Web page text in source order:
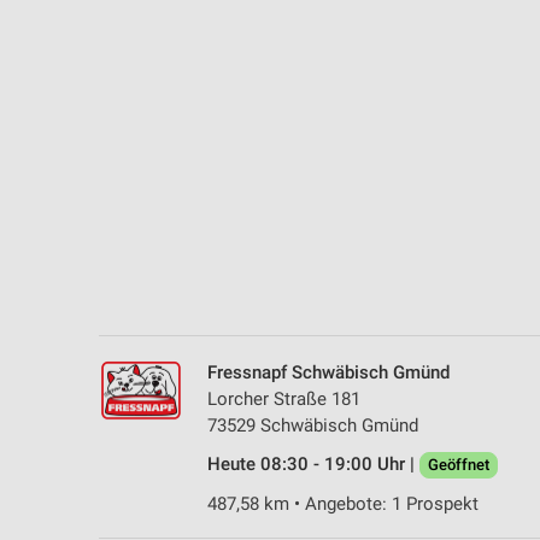
Fressnapf Schwäbisch Gmünd
Lorcher Straße 181
73529 Schwäbisch Gmünd
Heute 08:30 - 19:00 Uhr |
Geöffnet
487,58 km • Angebote: 1 Prospekt
Notwendig